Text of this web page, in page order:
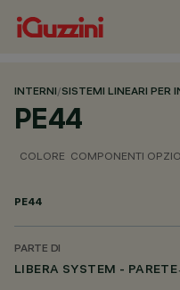
INTERNI/SISTEMI LINEARI PER
PE44
COLORE COMPONENTI
PE44
PARTE DI
LIBERA SYSTEM - PARETE